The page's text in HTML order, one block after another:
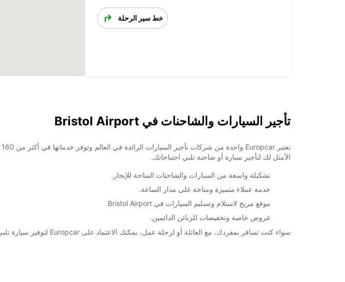
خط سير الرحلة
تأجير السيارات والشاحنات في Bristol Airport
الأمثل لك لتأجير سيارة أو شاحنة تلبي احتياجاتك.
تشكيلة واسعة من السيارات والشاحنات المتاحة للإيجار.
خدمة عملاء متميزة ومتاحة على مدار الساعة.
موقع مريح لاستلام وتسليم السيارات في Bristol Airport.
عروض خاصة وتخفيضات للزبائن الدائمين.
سواء كنت تسافر بمفردك، مع العائلة أو لرحلة عمل، يمكنك الاعتماد على Europcar لتوفير سيارة تلبي احتياجاتك بأسعار منافسة وخدمة عالية الجودة.